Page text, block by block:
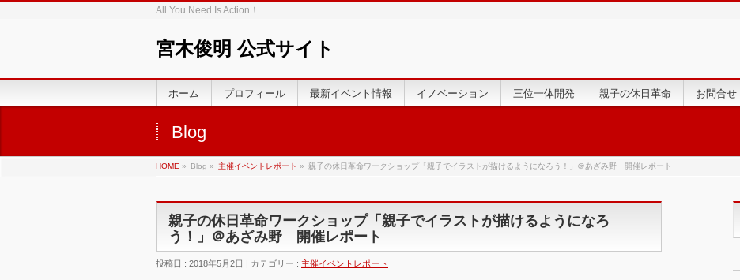
All You Need Is Action！
宮木俊明 公式サイト
ホーム プロフィール 最新イベント情報 イノベーション 三位一体開発 親子の休日革命 お問合せ
Blog
HOME » Blog » 主催イベントレポート » 親子の休日革命ワークショップ「親子でイラストが描けるようになろう！」＠あざみ野 開催レポート
親子の休日革命ワークショップ「親子でイラストが描けるようになろ
う！」＠あざみ野 開催レポート
投稿日 : 2018年5月2日 | カテゴリー : 主催イベントレポート